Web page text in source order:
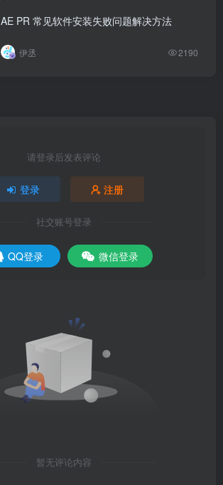
AE PR 常见软件安装失败问题解决方法
伊丞 2190
请登录后发表评论
登录 注册
社交账号登录
QQ登录 微信登录
暂无评论内容